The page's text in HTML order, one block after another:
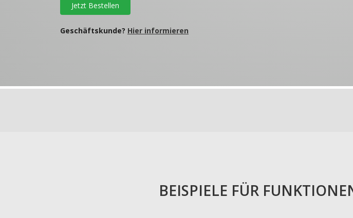
Jetzt Bestellen
Geschäftskunde? Hier informieren
BEISPIELE FÜR